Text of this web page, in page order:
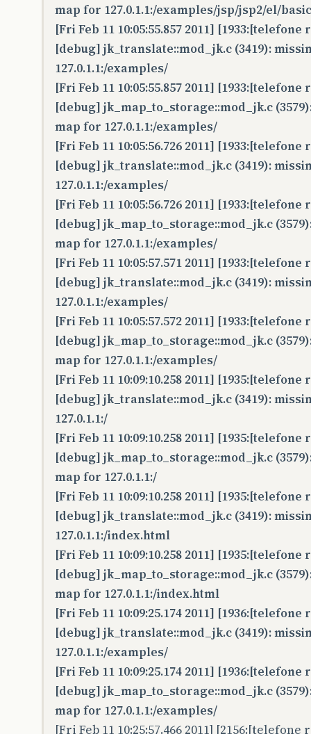
map for 127.0.1.1:/examples/jsp/jsp2/el/
[Fri Feb 11 10:05:55.857 2011]
[debug] jk_translate::mod_jk.c (3419):
127.0.1.1:/examples/
[Fri Feb 11 10:05:55.857 2011]
[debug] jk_map_to_storage::mod_jk.c
map for 127.0.1.1:/examples/
[Fri Feb 11 10:05:56.726 2011]
[debug] jk_translate::mod_jk.c (3419):
127.0.1.1:/examples/
[Fri Feb 11 10:05:56.726 2011]
[debug] jk_map_to_storage::mod_jk.c
map for 127.0.1.1:/examples/
[Fri Feb 11 10:05:57.571 2011]
[debug] jk_translate::mod_jk.c (3419):
127.0.1.1:/examples/
[Fri Feb 11 10:05:57.572 2011]
[debug] jk_map_to_storage::mod_jk.c
map for 127.0.1.1:/examples/
[Fri Feb 11 10:09:10.258 2011]
[debug] jk_translate::mod_jk.c (3419):
127.0.1.1:/
[Fri Feb 11 10:09:10.258 2011]
[debug] jk_map_to_storage::mod_jk.c
map for 127.0.1.1:/
[Fri Feb 11 10:09:10.258 2011]
[debug] jk_translate::mod_jk.c (3419):
127.0.1.1:/index.html
[Fri Feb 11 10:09:10.258 2011]
[debug] jk_map_to_storage::mod_jk.c
map for 127.0.1.1:/index.html
[Fri Feb 11 10:09:25.174 2011]
[debug] jk_translate::mod_jk.c (3419):
127.0.1.1:/examples/
[Fri Feb 11 10:09:25.174 2011]
[debug] jk_map_to_storage::mod_jk.c
map for 127.0.1.1:/examples/
[Fri Feb 11 10:25:57.466 2011] [2156:[telefone